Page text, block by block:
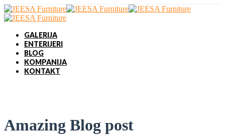
GALERIJA
ENTERIJERI
BLOG
KOMPANIJA
KONTAKT
Amazing Blog post